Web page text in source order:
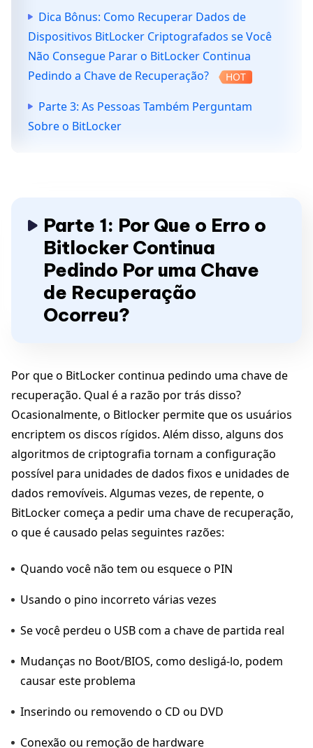
Dica Bônus: Como Recuperar Dados de
Dispositivos BitLocker Criptografados se Você
Não Consegue Parar o BitLocker Continua
Pedindo a Chave de Recuperação?
HOT
Parte 3: As Pessoas Também Perguntam
Sobre o BitLocker
Parte 1: Por Que o Erro o
Bitlocker Continua
Pedindo Por uma Chave
de Recuperação
Ocorreu?
Por que o BitLocker continua pedindo uma chave de
recuperação. Qual é a razão por trás disso?
Ocasionalmente, o Bitlocker permite que os usuários
encriptem os discos rígidos. Além disso, alguns dos
algoritmos de criptografia tornam a configuração
possível para unidades de dados fixos e unidades de
dados removíveis. Algumas vezes, de repente, o
BitLocker começa a pedir uma chave de recuperação,
o que é causado pelas seguintes razões:
Quando você não tem ou esquece o PIN
Usando o pino incorreto várias vezes
Se você perdeu o USB com a chave de partida real
Mudanças no Boot/BIOS, como desligá-lo, podem
causar este problema
Inserindo ou removendo o CD ou DVD
Conexão ou remoção de hardware